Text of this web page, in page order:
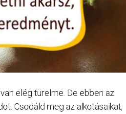
elég türelme. De ebben az
Csodáld meg az alkotásaikat,